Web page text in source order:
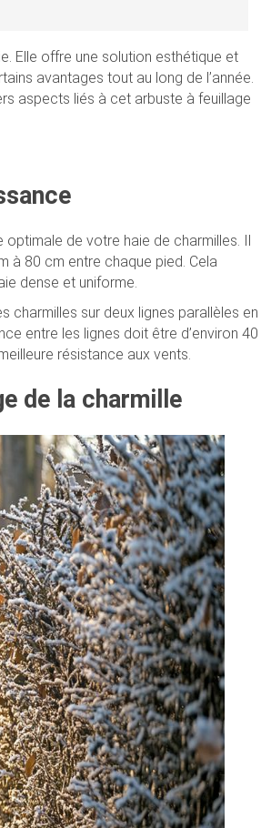
Elle offre une solution esthétique et
avantages tout au long de l’année.
aspects liés à cet arbuste à feuillage
de votre haie de charmilles. Il
à 80 cm entre chaque pied. Cela
dense et uniforme.
charmilles sur deux lignes parallèles en
entre les lignes doit être d’environ 40
résistance aux vents.
de la charmille